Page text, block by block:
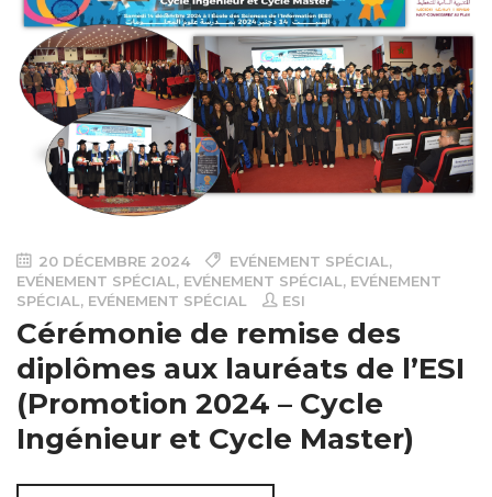
20 DÉCEMBRE 2024 EVÉNEMENT SPÉCIAL,
EVÉNEMENT SPÉCIAL, EVÉNEMENT SPÉCIAL, EVÉNEMENT
SPÉCIAL, EVÉNEMENT SPÉCIAL ESI
Cérémonie de remise des
diplômes aux lauréats de l’ESI
(Promotion 2024 – Cycle
Ingénieur et Cycle Master)